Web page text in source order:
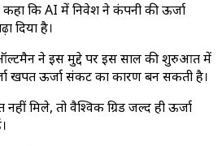
कहा कि AI में निवेश ने कंपनी की ऊर्जा
दिया है।
ने इस मुद्दे पर इस साल की शुरुआत में
खपत ऊर्जा संकट का कारण बन सकती है।
नहीं मिले, तो वैश्विक ग्रिड जल्द ही ऊर्जा